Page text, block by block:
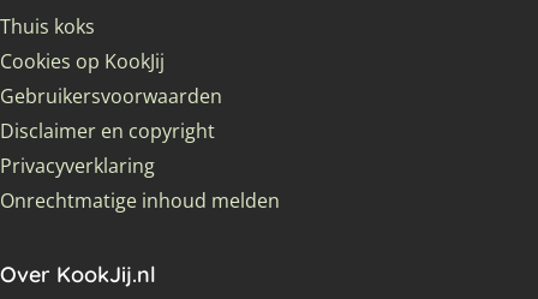
Thuis koks
Cookies op KookJij
Gebruikersvoorwaarden
Disclaimer en copyright
Privacyverklaring
Onrechtmatige inhoud melden
Over KookJij.nl